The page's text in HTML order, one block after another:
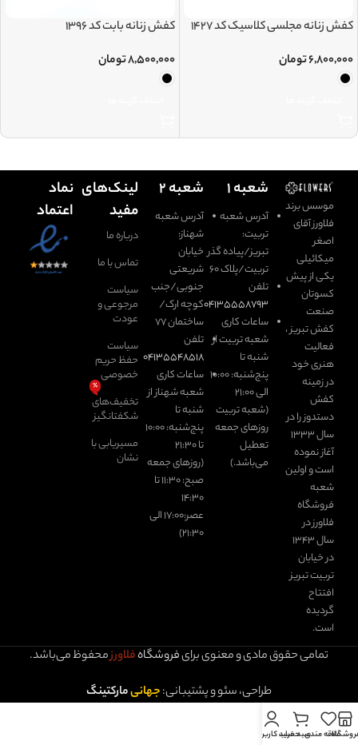
کفش زنانه مجلسی کلاسیک کد 1427
۶,۸۰۰,۰۰۰تومان
کفش زنانه بابت کد 1396
۸,۵۰۰,۰۰۰تومان
موسس برند
فلاورز آقای
اصغر
میکائیلی
یکی از پیش
کسوتان
صنعت
کفش تبریز ،
فعالیت
هنری خود
در زمینه
کفش
دستدوز را در
سال 1333
آغاز نموده
است و اولین
شعبه
فروشگاه
فلاورز در
سال 1343
در خیابان
تربیت تبریز
افتتاح
گردیده
است.
شعبه ۱
آدرس شعبه
تربیت:
تبریز/پیاده گذر
تربیت/پلاک ۶۰
تلفن
۰۴۱۳۵۵۵۸۷۹۳
ساعات کاری
شعبه تربیت از
شنبه تا
پنج‌شنبه: ۱۰:۰۰
الی ۲۱:۰۰
(شعبه تربیت
روزهای جمعه
تعطیل
می‌باشد.)
شعبه ۲
آدرس شعبه
شهناز:
خیابان
شریعتی
جنوبی/جنب
کوچه ارک/
ساختمان ۷۷
تلفن
۰۴۱۳۵۵۴۸۵۱۸
ساعات کاری
شعبه شهناز از
شنبه تا
پنج‌شنبه: ۱۰:۰۰
تا ۲‍۱:۳۰
(روزهای جمعه
صبح: ۱۱:۳۰ تا
۱۴:۳۰
عصر:۱۷:۰۰ الی
۲۱:۳۰)
لینک‌های
مفید
درباره ما
تماس با ما
سیاست
مرجوعی و
عودت
سیاست
حفظ حریم
خصوصی
تخفیف‌های
شکفتانگیز
٪
مسیریابی با
نشان
نماد
اعتماد
تمامی حقوق مادی و معنوی برایفروشگاهفلاورزمحفوظ می‌باشد.
طراحی، سئو و پشتیبانی:جهانیمارکتینگ
علاقه مندیسبد خرید
حساب کاربری من